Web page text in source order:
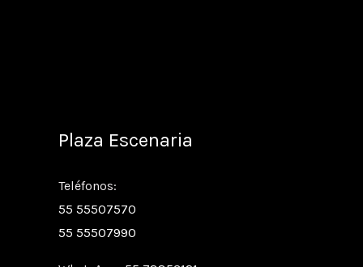
Plaza Escenaria
Teléfonos:
55 55507570
55 55507990